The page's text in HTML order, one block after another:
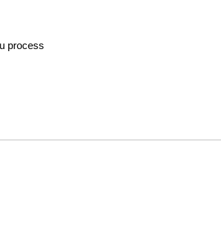
process